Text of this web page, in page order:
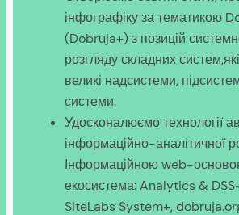
інфографіку за тематикою
(Dobruja+) з позицій
розгляду складних
великі надсистеми,
системи.
Удосконалюємо технології
інформаційно-аналітичної
Інформаційною web-
екосистема: Analytics &
SiteLabs System+,